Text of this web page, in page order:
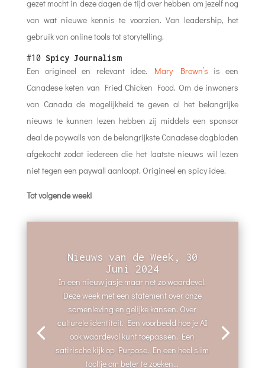
gezet mocht in deze dagen de tijd over hebben om jezelf nog
van wat nieuwe kennis te voorzien. Van leadership, het
gebruik van online tools tot storytelling.
#10 Spicy Journalism
Een origineel en relevant idee. Mary Brown’s is een
Canadese keten van Fried Chicken Food. Om de inwoners
van Canada de mogelijkheid te geven al het belangrijke
nieuws te kunnen lezen hebben zij middels een sponsor
deal de paywalls van de belangrijkste Canadese dagbladen
afgekocht zodat iedereen die het laatste nieuws wil lezen
niet tegen een paywall aanloopt. Origineel en spicy idee.
Tot volgende week!
Nieuws van de Week, 30
Juni 2024
In een nieuw jasje maar net zo waardevol.
Deze week met een statement over onze
samenleving en gelijke kansen. Over
culturele identiteit. Een voorbeeld hoe je AI
ook waardevol kunt toepassen. Een
satirische kijk op Purpose. En een heel slim
tooltje om beter te zoeken...